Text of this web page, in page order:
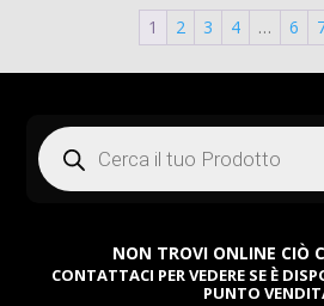
è:
1 2 3 4 … 6
Products
search
NON TROVI ONLINE CIÒ
CONTATTACI PER VEDERE SE È
PUNTO